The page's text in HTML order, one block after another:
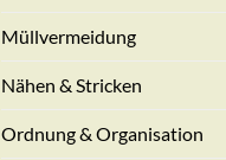
Müllvermeidung
Nähen & Stricken
Ordnung & Organisation